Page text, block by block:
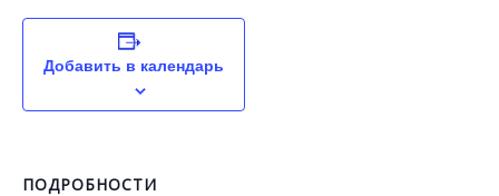
Добавить в календарь
ПОДРОБНОСТИ